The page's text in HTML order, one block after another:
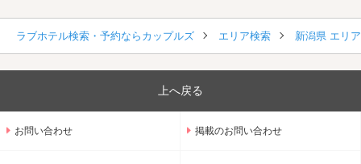
ラブホテル検索・予約ならカップルズ エリア検索 新潟県 エリ
上へ戻る
お問い合わせ 掲載のお問い合わせ